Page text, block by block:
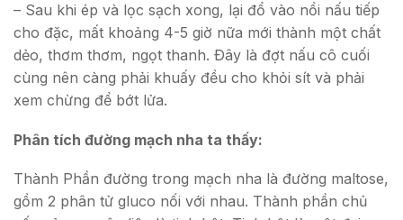
– Sau khi ép và lọc sạch xong, lại đổ vào nồi nấu tiếp
cho đặc, mất khoảng 4-5 giờ nữa mới thành một chất
dẻo, thơm thơm, ngọt thanh. Ðây là đợt nấu cô cuối
cùng nên càng phải khuấy đều cho khỏi sít và phải
xem chừng để bớt lửa.
Phân tích đường mạch nha ta thấy:
Thành Phần đường trong mạch nha là đường maltose,
gồm 2 phân tử gluco nối với nhau. Thành phần chủ